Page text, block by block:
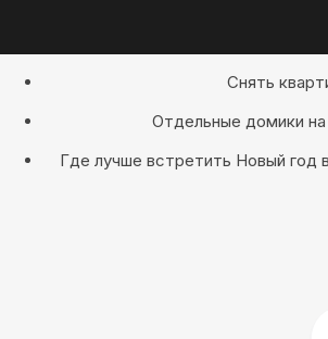
Снять
Отдельные домики на
Где лучше встретить Новый год